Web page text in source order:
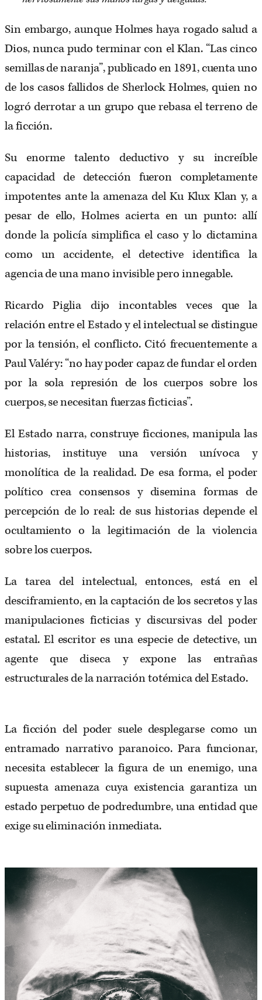
Sin embargo, aunque Holmes haya rogado salud a
Dios, nunca pudo terminar con el Klan. “Las cinco
semillas de naranja”, publicado en 1891, cuenta uno
de los casos fallidos de Sherlock Holmes, quien no
logró derrotar a un grupo que rebasa el terreno de
la ficción.
Su enorme talento deductivo y su increíble
capacidad de detección fueron completamente
impotentes ante la amenaza del Ku Klux Klan y, a
pesar de ello, Holmes acierta en un punto: allí
donde la policía simplifica el caso y lo dictamina
como un accidente, el detective identifica la
agencia de una mano invisible pero innegable.
Ricardo Piglia dijo incontables veces que la
relación entre el Estado y el intelectual se distingue
por la tensión, el conflicto. Citó frecuentemente a
Paul Valéry: “no hay poder capaz de fundar el orden
por la sola represión de los cuerpos sobre los
cuerpos, se necesitan fuerzas ficticias”.
El Estado narra, construye ficciones, manipula las
historias, instituye una versión unívoca y
monolítica de la realidad. De esa forma, el poder
político crea consensos y disemina formas de
percepción de lo real: de sus historias depende el
ocultamiento o la legitimación de la violencia
sobre los cuerpos.
La tarea del intelectual, entonces, está en el
desciframiento, en la captación de los secretos y las
manipulaciones ficticias y discursivas del poder
estatal. El escritor es una especie de detective, un
agente que diseca y expone las entrañas
estructurales de la narración totémica del Estado.
La ficción del poder suele desplegarse como un
entramado narrativo paranoico. Para funcionar,
necesita establecer la figura de un enemigo, una
supuesta amenaza cuya existencia garantiza un
estado perpetuo de podredumbre, una entidad que
exige su eliminación inmediata.